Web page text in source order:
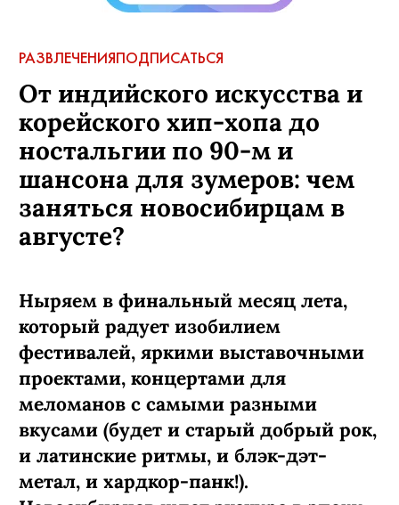
РАЗВЛЕЧЕНИЯПОДПИСАТЬСЯ
От индийского искусства и
корейского хип-хопа до
ностальгии по 90-м и
шансона для зумеров: чем
заняться новосибирцам в
августе?
Ныряем в финальный месяц лета,
который радует изобилием
фестивалей, яркими выставочными
проектами, концертами для
меломанов с самыми разными
вкусами (будет и старый добрый рок,
и латинские ритмы, и блэк-дэт-
метал, и хардкор-панк!).